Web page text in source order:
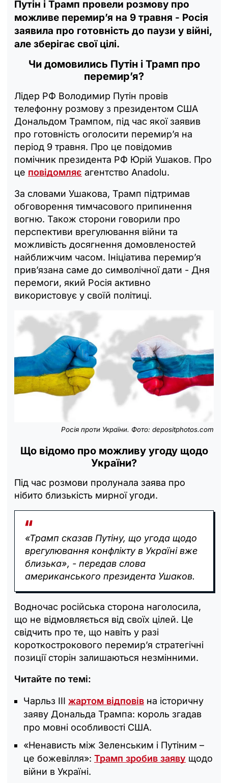
Путін і Трамп провели розмову про
можливе перемир’я на 9 травня - Росія
заявила про готовність до паузи у війні,
але зберігає свої цілі.
Чи домовились Путін і Трамп про
перемир’я?
Лідер РФ Володимир Путін провів
телефонну розмову з президентом США
Дональдом Трампом, під час якої заявив
про готовність оголосити перемир’я на
період 9 травня. Про це повідомив
помічник президента РФ Юрій Ушаков. Про
це повідомляє агентство Anadolu.
За словами Ушакова, Трамп підтримав
обговорення тимчасового припинення
вогню. Також сторони говорили про
перспективи врегулювання війни та
можливість досягнення домовленостей
найближчим часом. Ініціатива перемир’я
прив’язана саме до символічної дати - Дня
перемоги, який Росія активно
використовує у своїй політиці.
Росія проти України. Фото: depositphotos.com
Що відомо про можливу угоду щодо
України?
Під час розмови пролунала заява про
нібито близькість мирної угоди.
«Трамп сказав Путіну, що угода щодо
врегулювання конфлікту в Україні вже
близька», - передав слова
американського президента Ушаков.
Водночас російська сторона наголосила,
що не відмовляється від своїх цілей. Це
свідчить про те, що навіть у разі
короткострокового перемир’я стратегічні
позиції сторін залишаються незмінними.
Читайте по темі:
Чарльз III жартом відповів на історичну
заяву Дональда Трампа: король згадав
про мовні особливості США.
«Ненависть між Зеленським і Путіним –
це божевілля»: Трамп зробив заяву щодо
війни в Україні.